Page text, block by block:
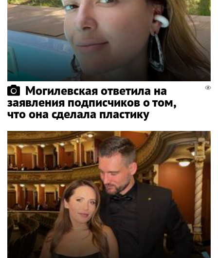
Могилевская ответила на
заявления подписчиков о том,
что она сделала пластику